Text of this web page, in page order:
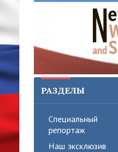
РАЗДЕЛЫ
Специальный
репортаж
Наш эксклюзив